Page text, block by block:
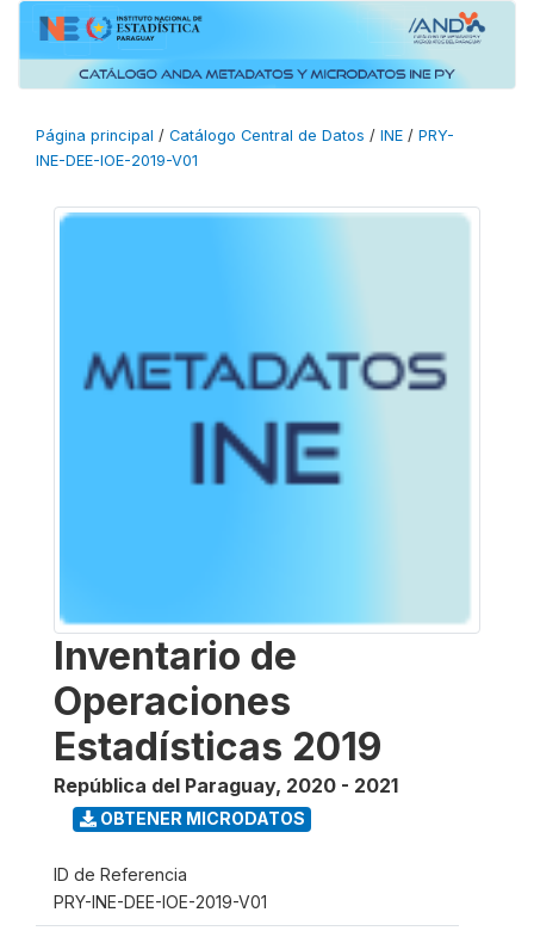
Página principal / Catálogo Central de Datos / INE / PRY-
INE-DEE-IOE-2019-V01
Inventario de
Operaciones
Estadísticas 2019
República del Paraguay, 2020 - 2021
OBTENER MICRODATOS
ID de Referencia
PRY-INE-DEE-IOE-2019-V01